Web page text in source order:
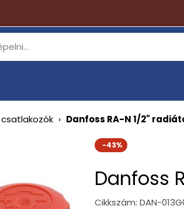
› Danfoss RA-N 1/2"
-43%
Danfoss
Cikkszám: DAN-